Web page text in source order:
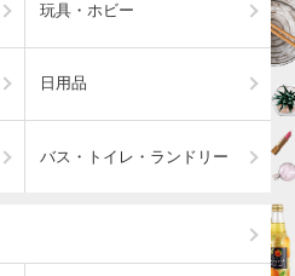
玩具・ホビー
日用品
バス・トイレ・ランドリー